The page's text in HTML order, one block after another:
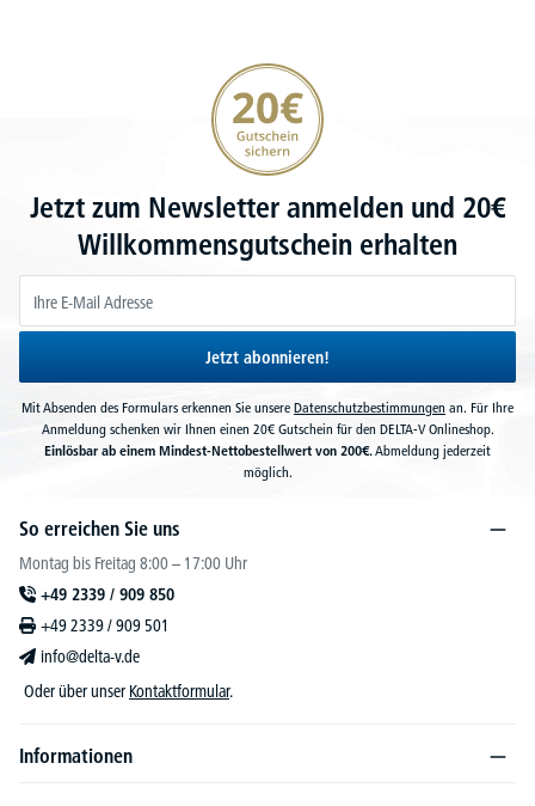
20€ Gutschein sichern
Jetzt zum Newsletter anmelden und 20€
Willkommensgutschein erhalten
Jetzt abonnieren!
Mit Absenden des Formulars erkennen Sie unsere Datenschutzbestimmungen an. Für Ihre
Anmeldung schenken wir Ihnen einen 20€ Gutschein für den DELTA-V Onlineshop.
Einlösbar ab einem Mindest-Nettobestellwert von 200€.Abmeldung jederzeit
möglich.
So erreichen Sie uns
Montag bis Freitag 8:00 – 17:00 Uhr
+49 2339 / 909 850
+49 2339 / 909 501
info@delta-v.de
Oder über unser Kontaktformular.
Informationen